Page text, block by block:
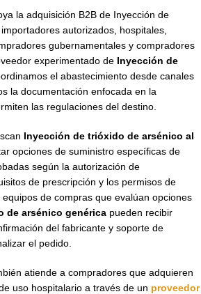
la adquisición B2B de Inyección de
autorizados, hospitales,
gubernamentales y compradores
experimentado de Inyección de
el abastecimiento desde canales
la documentación enfocada en la
las regulaciones del destino.
Inyección de trióxido de arsénico al
opciones de suministro específicas de
según la autorización de
de prescripción y los permisos de
de compras que evalúan opciones
de arsénico genérica pueden recibir
del fabricante y soporte de
el pedido.
atiende a compradores que adquieren
uso hospitalario a través de un proveedor